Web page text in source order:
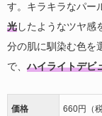
す。キラキラなパー
光したようなツヤ感
分の肌に馴染む色を
で、ハイライトデビ
価格 660円（税